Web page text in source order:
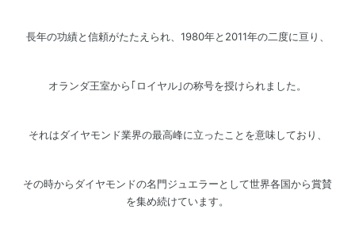
長年の功績と信頼がたたえられ、1980年と2011年の二度に亘り、
オランダ王室から｢ロイヤル｣の称号を授けられました。
それはダイヤモンド業界の最高峰に立ったことを意味しており、
その時からダイヤモンドの名門ジュエラーとして世界各国から賞賛
を集め続けています。